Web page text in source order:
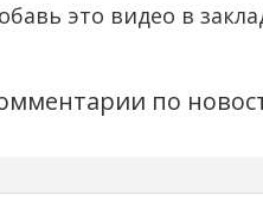
это видео в
по